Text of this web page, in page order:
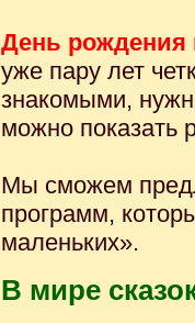
День
уже пару лет
знакомыми,
можно показать
Мы сможем
программ,
маленьких».
В мире